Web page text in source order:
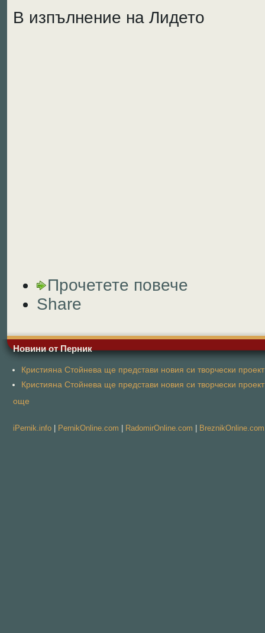
В изпълнение на Лидето
Прочетете повече
Share
Новини от Перник
Кристияна Стойнева ще представи новия си творчески
Кристияна Стойнева ще представи новия си творчески
още
iPernik.info PernikOnline.com RadomirOnline.com BreznikOnline.com